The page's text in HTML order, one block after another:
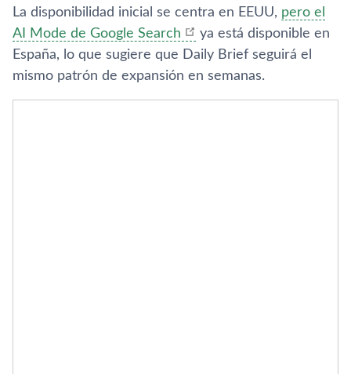
La disponibilidad inicial se centra en EEUU, pero el
AI Mode de Google Search
ya está disponible en
España, lo que sugiere que Daily Brief seguirá el
mismo patrón de expansión en semanas.